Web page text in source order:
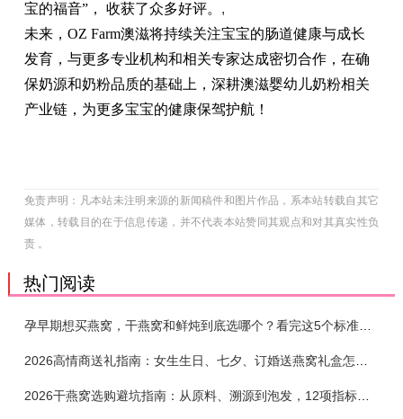
宝的福音”， 收获了众多好评。 ,
未来，OZ Farm澳滋将持续关注宝宝的肠道健康与成长
发育，与更多专业机构和相关专家达成密切合作，在确
保奶源和奶粉品质的基础上，深耕澳滋婴幼儿奶粉相关
产业链，为更多宝宝的健康保驾护航！
免责声明：凡本站未注明来源的新闻稿件和图片作品，系本站转载自其它
媒体，转载目的在于信息传递，并不代表本站赞同其观点和对其真实性负
责 。
热门阅读
孕早期想买燕窝，干燕窝和鲜炖到底选哪个？看完这5个标准再下单
2026干燕窝选购避坑指南：从原料、溯源到泡发，12项指标判断靠谱燕窝